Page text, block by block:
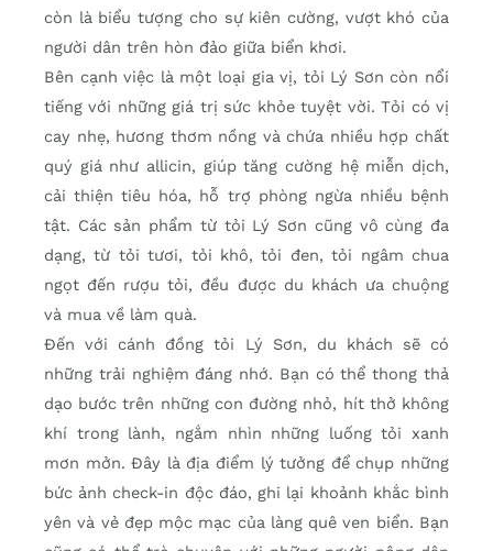
còn là biểu tượng cho sự kiên cường, vượt khó của
người dân trên hòn đảo giữa biển khơi.
Bên cạnh việc là một loại gia vị, tỏi Lý Sơn còn nổi
tiếng với những giá trị sức khỏe tuyệt vời. Tỏi có vị
cay nhẹ, hương thơm nồng và chứa nhiều hợp chất
quý giá như allicin, giúp tăng cường hệ miễn dịch,
cải thiện tiêu hóa, hỗ trợ phòng ngừa nhiều bệnh
tật. Các sản phẩm từ tỏi Lý Sơn cũng vô cùng đa
dạng, từ tỏi tươi, tỏi khô, tỏi đen, tỏi ngâm chua
ngọt đến rượu tỏi, đều được du khách ưa chuộng
và mua về làm quà.
Đến với cánh đồng tỏi Lý Sơn, du khách sẽ có
những trải nghiệm đáng nhớ. Bạn có thể thong thả
dạo bước trên những con đường nhỏ, hít thở không
khí trong lành, ngắm nhìn những luống tỏi xanh
mơn mởn. Đây là địa điểm lý tưởng để chụp những
bức ảnh check-in độc đáo, ghi lại khoảnh khắc bình
yên và vẻ đẹp mộc mạc của làng quê ven biển. Bạn